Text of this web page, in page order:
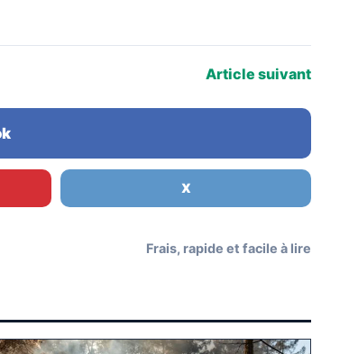
Article suivant
X
Frais, rapide et facile à lire